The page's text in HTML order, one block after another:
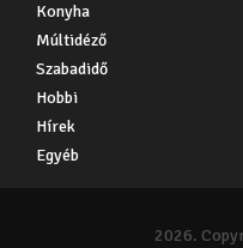
Konyha
Múltidéző
Szabadidő
Hobbi
Hírek
Egyéb
2026.